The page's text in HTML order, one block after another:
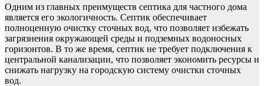
Одним из главных преимуществ септика для частного дома
является его экологичность. Септик обеспечивает
полноценную очистку сточных вод, что позволяет избежать
загрязнения окружающей среды и подземных водоносных
горизонтов. В то же время, септик не требует подключения к
центральной канализации, что позволяет экономить ресурсы и
снижать нагрузку на городскую систему очистки сточных
вод.